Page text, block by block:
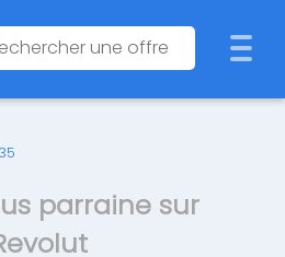
parraine sur